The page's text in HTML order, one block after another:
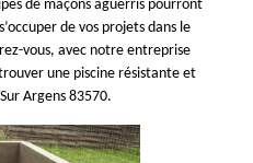
de maçons aguerris pourront
de vos projets dans le
vous, avec notre entreprise
une piscine résistante et
Argens 83570.